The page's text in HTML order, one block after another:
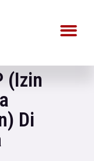
(Izin
Di